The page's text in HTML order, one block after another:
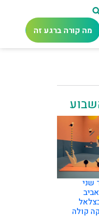
מה קורה ברגע זה
שני
קולה